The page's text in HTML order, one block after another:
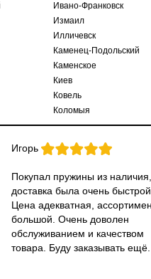
Ивано-Франковск
Измаил
Илличевск
Каменец-Подольский
Каменское
Киев
Ковель
Коломыя
Игорь
Покупал пружины из наличия,
доставка была очень
Цена адекватная,
большой. Очень доволен
обслуживанием и качеством
товара. Буду заказывать ещё.